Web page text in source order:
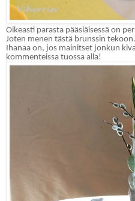
Oikeasti parasta pääsiäisessä on
Joten menen tästä brunssin
Ihanaa on, jos mainitset jonkun
kommenteissa tuossa alla!